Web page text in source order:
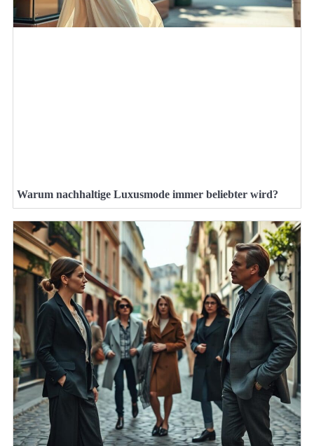
Warum nachhaltige Luxusmode immer beliebter wird?